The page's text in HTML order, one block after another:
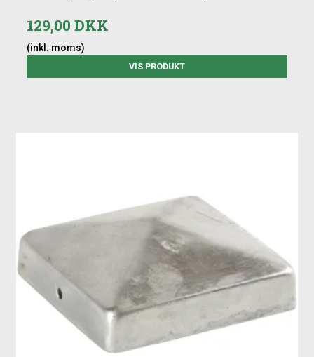
129,00 DKK
(inkl. moms)
VIS PRODUKT